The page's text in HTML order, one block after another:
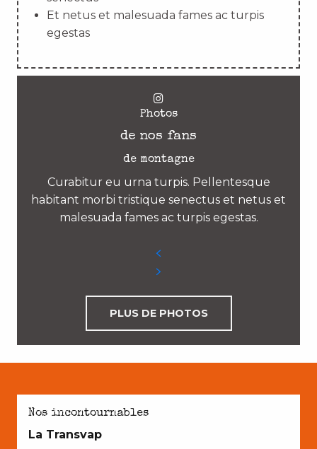
Et netus et malesuada fames ac turpis
egestas
Photos
de nos fans
de montagne
Curabitur eu urna turpis. Pellentesque
habitant morbi tristique senectus et netus et
malesuada fames ac turpis egestas.
PLUS DE PHOTOS
AVEC LES ENFANTS
Nos incontournables
La Transvap